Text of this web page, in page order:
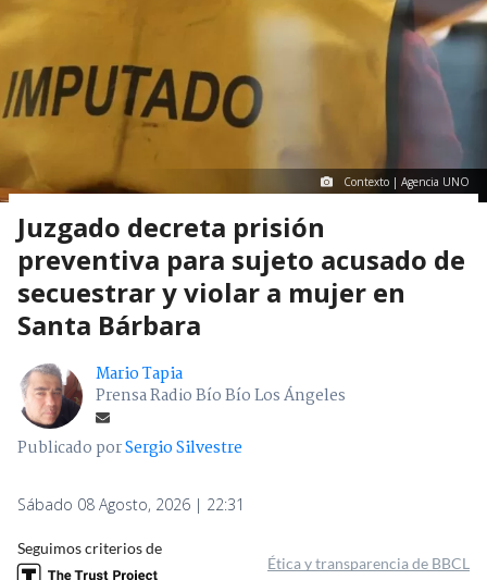
Contexto | Agencia UNO
Juzgado decreta prisión
preventiva para sujeto acusado de
secuestrar y violar a mujer en
Santa Bárbara
Mario Tapia
Prensa Radio Bío Bío Los Ángeles
Publicado porSergio Silvestre
Sábado 08 Agosto, 2026 | 22:31
Seguimos criterios de
Ética y transparencia de BBCL